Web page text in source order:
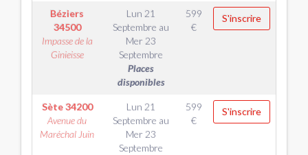
Béziers
34500
Impasse de la
Ginieisse
Lun 21
Septembre au
Mer 23
Septembre
Places
disponibles
599
€
S'inscrire
Sète34200
Avenue du
Maréchal Juin
Lun 21
Septembre au
Mer 23
Septembre
599
€
S'inscrire